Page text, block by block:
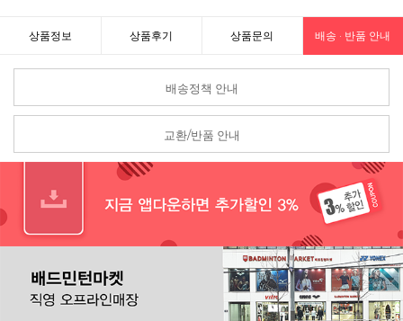
상품정보 상품후기 상품문의 배송 · 반품 안내
배송정책 안내
교환/반품 안내